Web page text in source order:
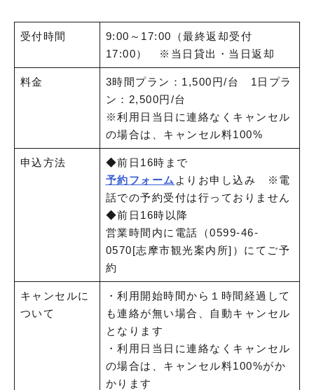
受付時間
9:00～17:00（最終返却受付
17:00） ※当日貸出・当日返却
料金
3時間プラン：1,500円/台 ​1日プラ
ン：2,500円/台
※利用日当日に連絡なくキャンセル
の場合は、キャンセル料100%
申込方法
◆前日16時まで
予約フォーム よりお申し込み ※電
話での予約受付は行っておりません
◆前日16時以降
営業時間内に電話（0599-46-
0570[志摩市観光案内所]）にてご予
約
キャンセルに
ついて
・利用開始時間から１時間経過して
も連絡が無い場合、自動キャンセル
となります
・利用日当日に連絡なくキャンセル
の場合は、キャンセル料100%がか
かります